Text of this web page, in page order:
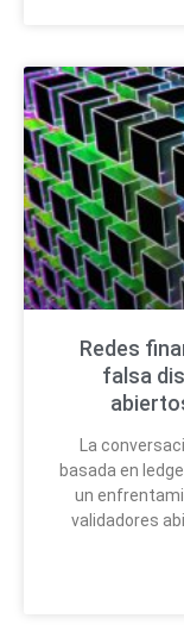
Redes
falsa
La
basada en
un
validadores